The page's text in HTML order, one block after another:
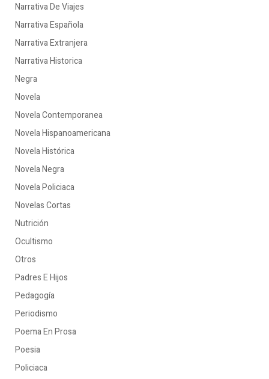
Narrativa De Viajes
Narrativa Española
Narrativa Extranjera
Narrativa Historica
Negra
Novela
Novela Contemporanea
Novela Hispanoamericana
Novela Histórica
Novela Negra
Novela Policiaca
Novelas Cortas
Nutrición
Ocultismo
Otros
Padres E Hijos
Pedagogía
Periodismo
Poema En Prosa
Poesia
Policiaca